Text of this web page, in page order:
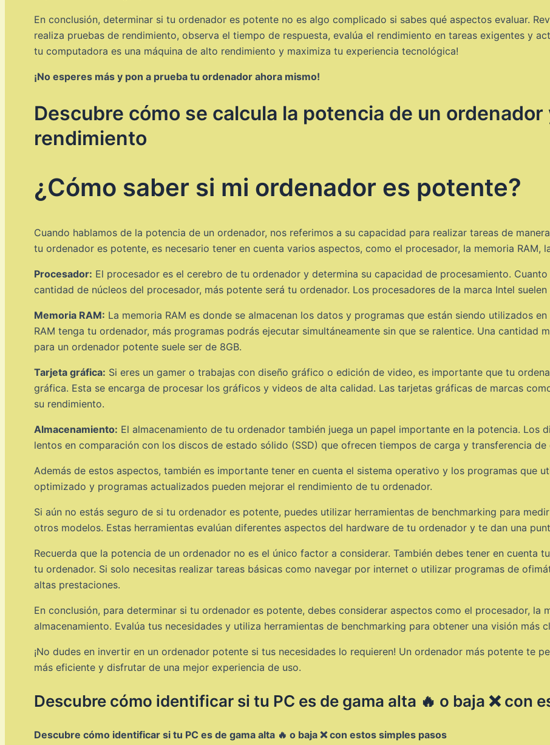
En conclusión, determinar si tu ordenador es potente no es algo complicado si sabes qué aspectos evaluar.
realiza pruebas de rendimiento, observa el tiempo de respuesta, evalúa el rendimiento en tareas exigentes y
tu computadora es una máquina de alto rendimiento y maximiza tu experiencia tecnológica!
¡No esperes más y pon a prueba tu ordenador ahora mismo!
Descubre cómo se calcula la potencia de un ordenador
rendimiento
¿Cómo saber si mi ordenador es potente?
Cuando hablamos de la potencia de un ordenador, nos referimos a su capacidad para realizar tareas de
tu ordenador es potente, es necesario tener en cuenta varios aspectos, como el procesador, la memoria RAM,
Procesador: El procesador es el cerebro de tu ordenador y determina su capacidad de procesamiento.
cantidad de núcleos del procesador, más potente será tu ordenador. Los procesadores de la marca Intel
Memoria RAM: La memoria RAM es donde se almacenan los datos y programas que están siendo utilizados
RAM tenga tu ordenador, más programas podrás ejecutar simultáneamente sin que se ralentice. Una cantidad
para un ordenador potente suele ser de 8GB.
Tarjeta gráfica: Si eres un gamer o trabajas con diseño gráfico o edición de video, es importante que tu
gráfica. Esta se encarga de procesar los gráficos y videos de alta calidad. Las tarjetas gráficas de marcas
su rendimiento.
Almacenamiento: El almacenamiento de tu ordenador también juega un papel importante en la potencia. Los
lentos en comparación con los discos de estado sólido (SSD) que ofrecen tiempos de carga y transferencia de
Además de estos aspectos, también es importante tener en cuenta el sistema operativo y los programas que
optimizado y programas actualizados pueden mejorar el rendimiento de tu ordenador.
Si aún no estás seguro de si tu ordenador es potente, puedes utilizar herramientas de benchmarking para
otros modelos. Estas herramientas evalúan diferentes aspectos del hardware de tu ordenador y te dan una
Recuerda que la potencia de un ordenador no es el único factor a considerar. También debes tener en cuenta
tu ordenador. Si solo necesitas realizar tareas básicas como navegar por internet o utilizar programas de
altas prestaciones.
En conclusión, para determinar si tu ordenador es potente, debes considerar aspectos como el procesador, la
almacenamiento. Evalúa tus necesidades y utiliza herramientas de benchmarking para obtener una visión más
¡No dudes en invertir en un ordenador potente si tus necesidades lo requieren! Un ordenador más potente te
más eficiente y disfrutar de una mejor experiencia de uso.
Descubre cómo identificar si tu PC es de gama alta 🔥 o baja ❌ con
Descubre cómo identificar si tu PC es de gama alta 🔥 o baja ❌ con estos simples pasos